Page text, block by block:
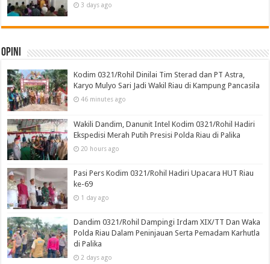
3 days ago
Opini
Kodim 0321/Rohil Dinilai Tim Sterad dan PT Astra,
Karyo Mulyo Sari Jadi Wakil Riau di Kampung Pancasila
46 minutes ago
Wakili Dandim, Danunit Intel Kodim 0321/Rohil Hadiri
Ekspedisi Merah Putih Presisi Polda Riau di Palika
20 hours ago
Pasi Pers Kodim 0321/Rohil Hadiri Upacara HUT Riau
ke-69
1 day ago
Dandim 0321/Rohil Dampingi Irdam XIX/TT Dan Waka
Polda Riau Dalam Peninjauan Serta Pemadam Karhutla
di Palika
2 days ago